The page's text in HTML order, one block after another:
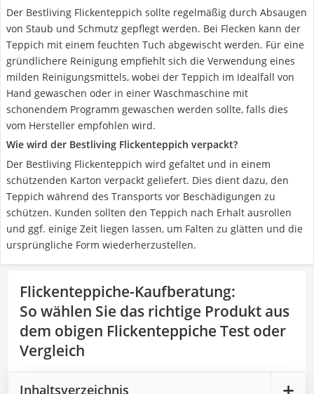
Der Bestliving Flickenteppich sollte regelmäßig durch Absaugen
von Staub und Schmutz gepflegt werden. Bei Flecken kann der
Teppich mit einem feuchten Tuch abgewischt werden. Für eine
gründlichere Reinigung empfiehlt sich die Verwendung eines
milden Reinigungsmittels, wobei der Teppich im Idealfall von
Hand gewaschen oder in einer Waschmaschine mit
schonendem Programm gewaschen werden sollte, falls dies
vom Hersteller empfohlen wird.
Wie wird der Bestliving Flickenteppich verpackt?
Der Bestliving Flickenteppich wird gefaltet und in einem
schützenden Karton verpackt geliefert. Dies dient dazu, den
Teppich während des Transports vor Beschädigungen zu
schützen. Kunden sollten den Teppich nach Erhalt ausrollen
und ggf. einige Zeit liegen lassen, um Falten zu glätten und die
ursprüngliche Form wiederherzustellen.
Flickenteppiche-Kaufberatung:
So wählen Sie das richtige Produkt aus
dem obigen Flickenteppiche Test oder
Vergleich
Inhaltsverzeichnis